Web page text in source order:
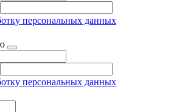
персональных данных
персональных данных